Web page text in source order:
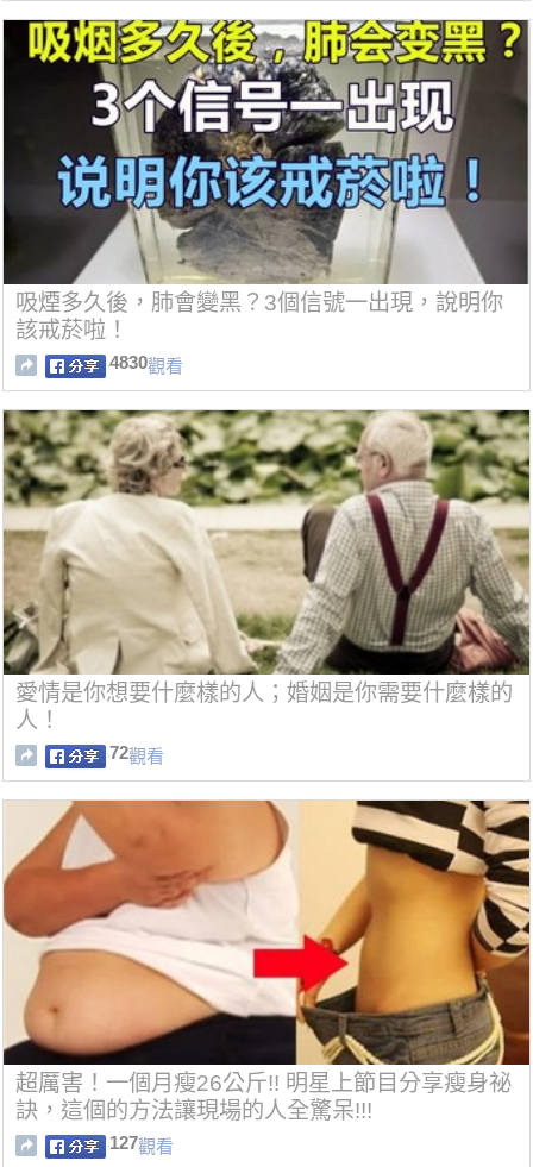
吸煙多久後，肺會變黑？3個信號一出現，說明你
該戒菸啦！
4830觀看
愛情是你想要什麼樣的人；婚姻是你需要什麼樣的
人！
72觀看
超厲害！一個月瘦26公斤!! 明星上節目分享瘦身祕
訣，這個的方法讓現場的人全驚呆!!!
127觀看